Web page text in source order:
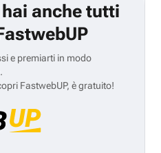
anche tutti
e premiarti in modo
FastwebUP, è gratuito!